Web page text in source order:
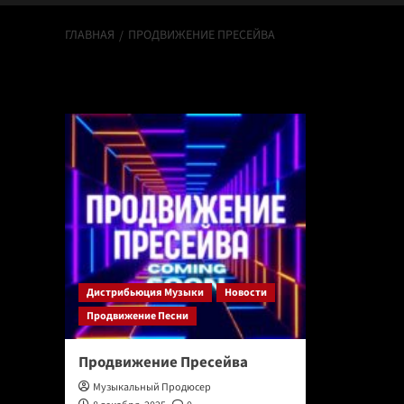
ГЛАВНАЯ ПРОДВИЖЕНИЕ ПРЕСЕЙВА
Дистрибьюция Музыки
Новости
Продвижение Песни
Продвижение Пресейва
Музыкальный Продюсер